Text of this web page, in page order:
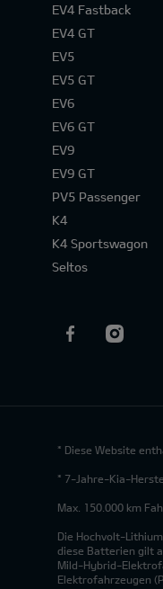
EV4 Fastback
EV4 GT
EV5
EV5 GT
EV6
EV6 GT
EV9
EV9 GT
PV5 Passenger
K4
K4 Sportswagon
Seltos
* Diese Website
* 7-Jahre-Kia-
Max. 150.000 km
Die Hochvolt-
diese Batterien gilt
Mild-Hybrid-
Elektrofahrzeugen